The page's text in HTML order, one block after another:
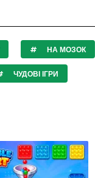
НА МОЗОК
ЧУДОВІ ІГРИ